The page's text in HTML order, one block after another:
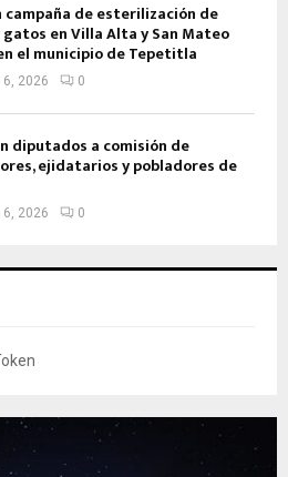
campaña de esterilización de
en Villa Alta y San Mateo
el municipio de Tepetitla
2026 0
diputados a comisión de
ejidatarios y pobladores de
2026 0